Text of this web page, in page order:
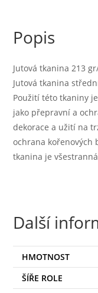
délkách
množství
Popis
Jutová tkanina 213
Jutová tkanina
Použití této tkaniny
jako přepravní a
dekorace a užití na
ochrana kořenových
tkanina je
Další
HMOTNOST
ŠÍŘE ROLE